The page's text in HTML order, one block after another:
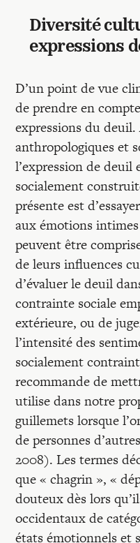
Diversité
expressions
D’un point de vue
de prendre en
expressions du
anthropologiques et
l’expression de deuil
socialement
présente est
aux émotions
peuvent être
de leurs influences
d’évaluer le deuil
contrainte sociale
extérieure, ou de
l’intensité des
socialement
recommande de
utilise dans notre
guillemets lorsque
de personnes
2008). Les termes
que « chagrin », «
douteux dès lors
occidentaux de
états émotionnels et